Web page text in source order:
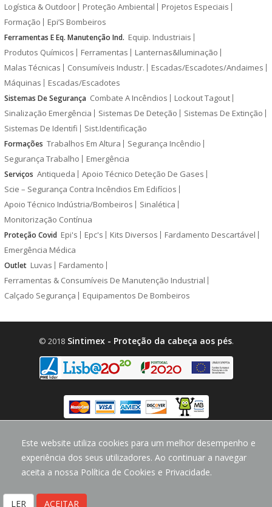
Este website utiliza cookies para um melhor desempenho e
experiência dos seus utilizadores. Ao continuar a navegar
aceita a nossa Política de Cookies e Privacidade.
LER ACEITAR
Logística & Outdoor
Proteção Ambiental
Projetos Especiais
Formação
Epi’S Bombeiros
Ferramentas E Eq. Manutenção Ind. Equip. Industriais
Produtos Químicos
Ferramentas
Lanternas&Iluminação
Malas Técnicas
Consumíveis Industr.
Escadas/Escadotes/Andaimes
Máquinas
Escadas/Escadotes
Sistemas De Segurança Combate A Incêndios
Lockout Tagout
Sinalização Emergência
Sistemas De Deteção
Sistemas De Extinção
Sistemas De Identifi
Sist.Identificação
Formações Trabalhos Em Altura
Segurança Incêndio
Segurança Trabalho
Emergência
Serviços Antiqueda
Apoio Técnico Deteção De Gases
Scie – Segurança Contra Incêndios Em Edifícios
Apoio Técnico Indústria/Bombeiros
Sinalética
Monitorização Contínua
Proteção Covid Epi's Epc's Kits Diversos
Fardamento Descartável
Emergência Médica
Outlet Luvas
Fardamento
Ferramentas & Consumíveis De Manutenção Industrial
Calçado Segurança
Equipamentos De Bombeiros
© 2018Sintimex - Proteção da cabeça aos pés.
design byCodeMind.PT
Parceiro Digital desde 2018 Top 5% PME